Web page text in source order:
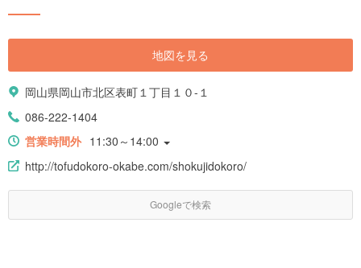
地図を見る
岡山県岡山市北区表町１丁目１０-１
086-222-1404
営業時間外 11:30～14:00
http://tofudokoro-okabe.com/shokujidokoro/
Googleで検索